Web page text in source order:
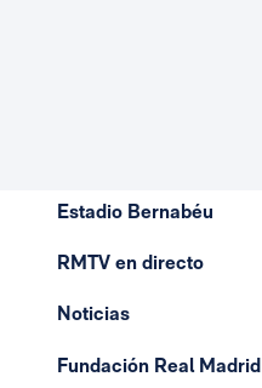
Estadio Bernabéu
RMTV en directo
Noticias
Fundación Real Madrid